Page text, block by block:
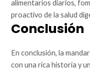
alimentarios diarios,
proactivo de la salud
Conclusión
En conclusión, la
con una rica historia y